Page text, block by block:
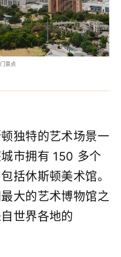
景点
独特的艺术场景一
市拥有 150 多个
括休斯顿美术馆。
大的艺术博物馆之
世界各地的